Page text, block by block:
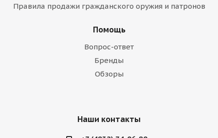
Правила продажи гражданского оружия и патронов
Помощь
Вопрос-ответ
Бренды
Обзоры
Наши контакты